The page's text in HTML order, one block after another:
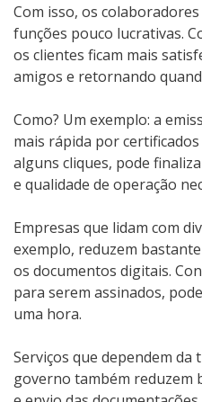
Com isso, os
funções pouco lucrativas.
os clientes ficam mais
amigos e retornando
Como? Um exemplo: a
mais rápida por
alguns cliques, pode
e qualidade de operação
Empresas que lidam com
exemplo, reduzem
os documentos digitais.
para serem assinados,
uma hora.
Serviços que dependem da
governo também reduzem